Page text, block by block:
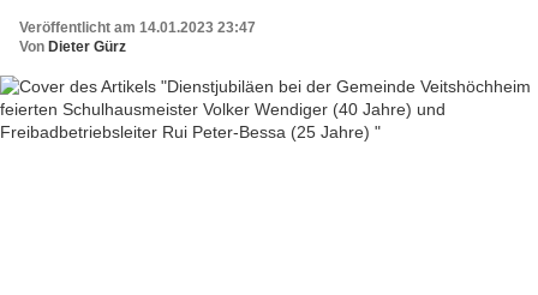
Veröffentlicht am 14.01.2023 23:47
Von Dieter Gürz